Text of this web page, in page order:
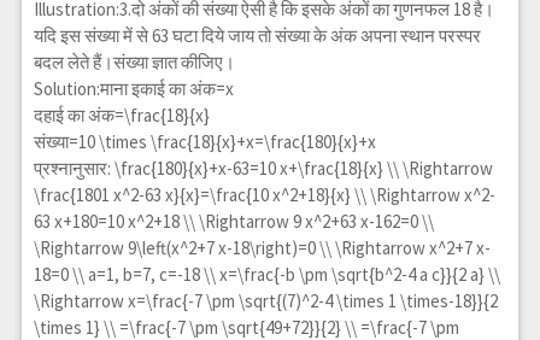
Illustration:3.दो अंकों की संख्या ऐसी है कि इसके अंकों का गुणनफल 18 है।
यदि इस संख्या में से 63 घटा दिये जाय तो संख्या के अंक अपना स्थान परस्पर
बदल लेते हैं।संख्या ज्ञात कीजिए।
Solution:माना इकाई का अंक=x
दहाई का अंक=\frac{18}{x}
संख्या=10 \times \frac{18}{x}+x=\frac{180}{x}+x
प्रश्नानुसार: \frac{180}{x}+x-63=10 x+\frac{18}{x} \\ \Rightarrow
\frac{1801 x^2-63 x}{x}=\frac{10 x^2+18}{x} \\ \Rightarrow x^2-
63 x+180=10 x^2+18 \\ \Rightarrow 9 x^2+63 x-162=0 \\
\Rightarrow 9\left(x^2+7 x-18\right)=0 \\ \Rightarrow x^2+7 x-
18=0 \\ a=1, b=7, c=-18 \\ x=\frac{-b \pm \sqrt{b^2-4 a c}}{2 a} \\
\Rightarrow x=\frac{-7 \pm \sqrt{(7)^2-4 \times 1 \times-18}}{2
\times 1} \\ =\frac{-7 \pm \sqrt{49+72}}{2} \\ =\frac{-7 \pm